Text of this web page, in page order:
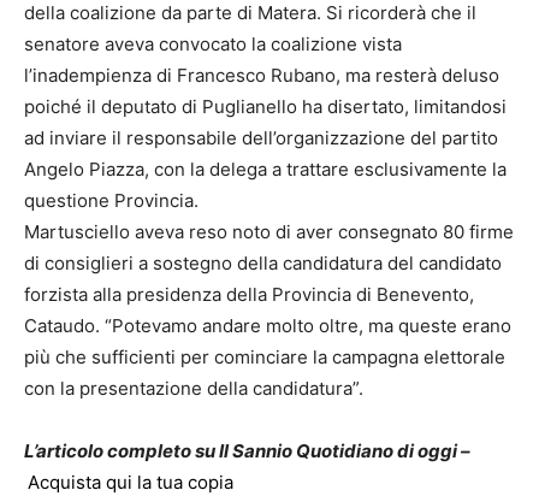
della coalizione da parte di Matera. Si ricorderà che il
senatore aveva convocato la coalizione vista
l’inadempienza di Francesco Rubano, ma resterà deluso
poiché il deputato di Puglianello ha disertato, limitandosi
ad inviare il responsabile dell’organizzazione del partito
Angelo Piazza, con la delega a trattare esclusivamente la
questione Provincia.
Martusciello aveva reso noto di aver consegnato 80 firme
di consiglieri a sostegno della candidatura del candidato
forzista alla presidenza della Provincia di Benevento,
Cataudo. “Potevamo andare molto oltre, ma queste erano
più che sufficienti per cominciare la campagna elettorale
con la presentazione della candidatura”.
L’articolo completo su Il Sannio Quotidiano di oggi –
Acquista qui la tua copia